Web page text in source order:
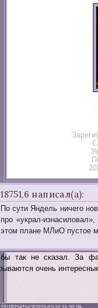
18751,6 написал(а):
По сути Яндель ничего
про «украл-
этом плане МЛиО пустое
так не сказал. За
очень